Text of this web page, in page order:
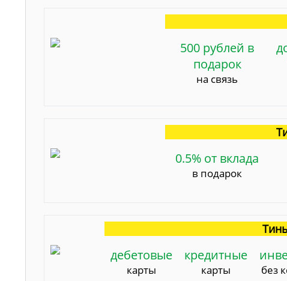
500 рублей в
подарок
на связь
0.5% от вклада
в подарок
дебетовые
карты
кредитные
карты без